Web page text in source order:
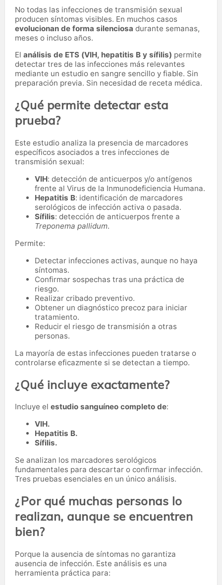
No todas las infecciones de transmisión sexual
producen síntomas visibles. En muchos casos
evolucionan de forma silenciosa durante semanas,
meses o incluso años.
El análisis de ETS (VIH, hepatitis B y sífilis) permite
detectar tres de las infecciones más relevantes
mediante un estudio en sangre sencillo y fiable. Sin
preparación previa. Sin necesidad de receta médica.
¿Qué permite detectar esta
prueba?
Este estudio analiza la presencia de marcadores
específicos asociados a tres infecciones de
transmisión sexual:
VIH: detección de anticuerpos y/o antígenos
frente al Virus de la Inmunodeficiencia Humana.
Hepatitis B: identificación de marcadores
serológicos de infección activa o pasada.
Sífilis: detección de anticuerpos frente a
Treponema pallidum.
Permite:
Detectar infecciones activas, aunque no haya
síntomas.
Confirmar sospechas tras una práctica de
riesgo.
Realizar cribado preventivo.
Obtener un diagnóstico precoz para iniciar
tratamiento.
Reducir el riesgo de transmisión a otras
personas.
La mayoría de estas infecciones pueden tratarse o
controlarse eficazmente si se detectan a tiempo.
¿Qué incluye exactamente?
Incluye el estudio sanguíneo completo de:
VIH.
Hepatitis B.
Sífilis.
Se analizan los marcadores serológicos
fundamentales para descartar o confirmar infección.
Tres pruebas esenciales en un único análisis.
¿Por qué muchas personas lo
realizan, aunque se encuentren
bien?
Porque la ausencia de síntomas no garantiza
ausencia de infección. Este análisis es una
herramienta práctica para: